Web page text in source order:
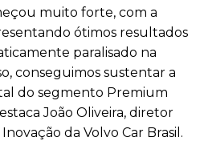
muito forte, com a
ótimos resultados
paralisado na
conseguimos sustentar a
do segmento Premium
João Oliveira, diretor
da Volvo Car Brasil.